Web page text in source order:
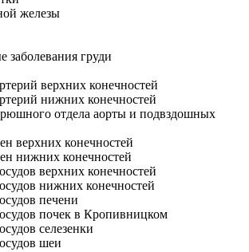
железы
заболевания груди
верхних конечностей
нижних конечностей
отдела аорты и подвздошных
верхних конечностей
нижних конечностей
верхних конечностей
нижних конечностей
печени
почек в Кропивницком
селезенки
шеи